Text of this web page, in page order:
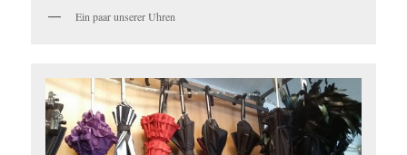
Ein paar unserer Uhren